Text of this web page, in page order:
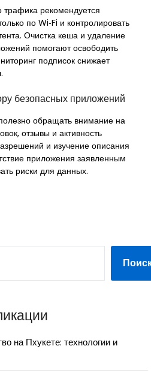
рекомендуется
по Wi‑Fi и контролировать
Очистка кеша и удаление
помогают освободить
подписок снижает
безопасных приложений
обращать внимание на
отзывы и активность
и изучение описания
приложения заявленным
риски для данных.
на Пхукете: технологии и